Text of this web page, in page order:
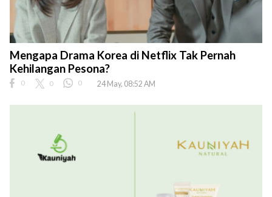
Mengapa Drama Korea di Netflix Tak Pernah
Kehilangan Pesona?
0 0 0 24 May, 08:52 AM